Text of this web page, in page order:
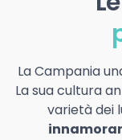
La Campania
La sua cultura
varietà dei